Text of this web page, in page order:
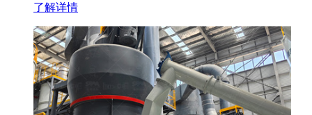
了解详情